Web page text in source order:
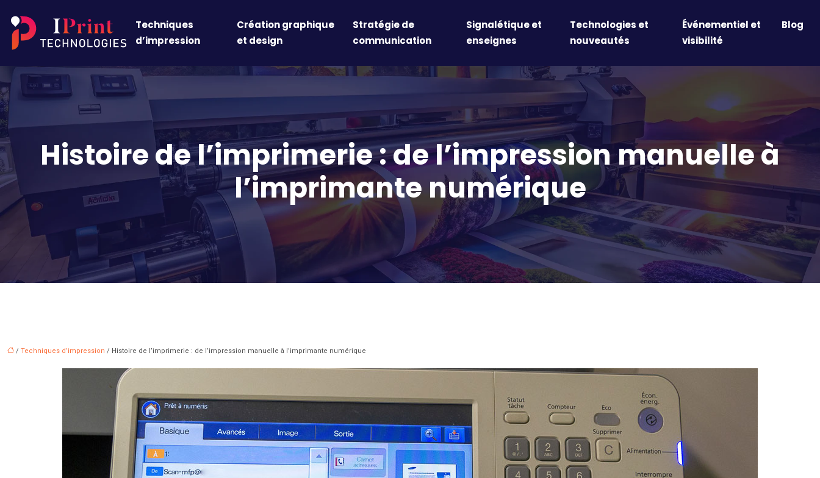
Techniques
d’impression
Création graphique
et design
Stratégie de
communication
Signalétique et
enseignes
Technologies et
nouveautés
Événementiel et
visibilité
Blog
Histoire de l’imprimerie : de l’impression manuelle à
l’imprimante numérique
/ Techniques d’impression / Histoire de l’imprimerie : de l’impression manuelle à l’imprimante numérique